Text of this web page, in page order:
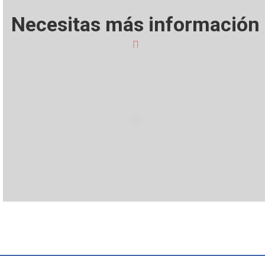
Necesitas más información